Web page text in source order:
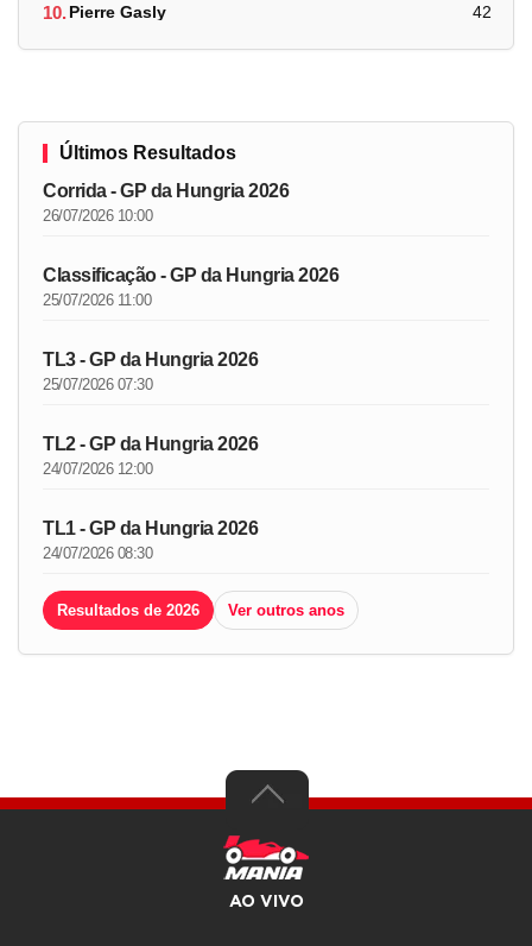
10.Pierre Gasly 42
Últimos Resultados
Corrida - GP da Hungria 2026
26/07/2026 10:00
Classificação - GP da Hungria 2026
25/07/2026 11:00
TL3 - GP da Hungria 2026
25/07/2026 07:30
TL2 - GP da Hungria 2026
24/07/2026 12:00
TL1 - GP da Hungria 2026
24/07/2026 08:30
Resultados de 2026 Ver outros anos
AO VIVO